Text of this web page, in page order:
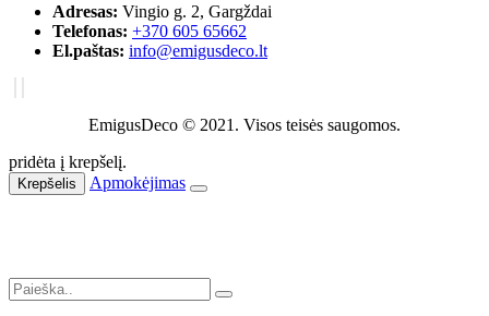
Adresas: Vingio g. 2, Gargždai
Telefonas: +370 605 65662
El.paštas: info@emigusdeco.lt
EmigusDeco © 2021. Visos teisės saugomos.
pridėta į krepšelį.
Krepšelis Apmokėjimas